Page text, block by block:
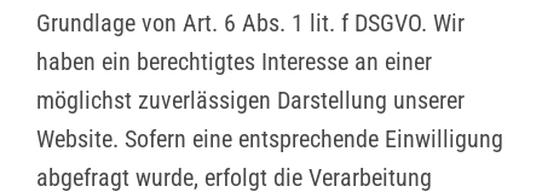
Grundlage von Art. 6 Abs. 1 lit. f DSGVO. Wir
haben ein berechtigtes Interesse an einer
möglichst zuverlässigen Darstellung unserer
Website. Sofern eine entsprechende Einwilligung
abgefragt wurde, erfolgt die Verarbeitung